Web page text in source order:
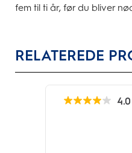
fem til ti år, før du bliver
RELATEREDE
4.0
4.0